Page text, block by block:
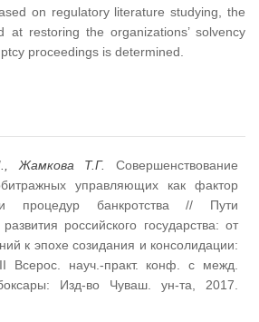
on regulatory literature studying, the
at restoring the organizations’ solvency
proceedings is determined.
Жамкова Т.Г.
Совершенствование
управляющих как фактор
процедур банкротства // Пути
развития российского государства: от
к эпохе созидания и консолидации:
Всерос. науч.-практ. конф. с межд.
Изд-во Чуваш. ун-та, 2017.